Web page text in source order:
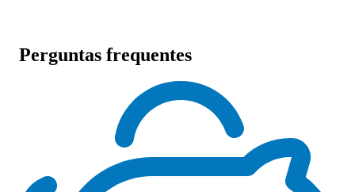
Perguntas frequentes